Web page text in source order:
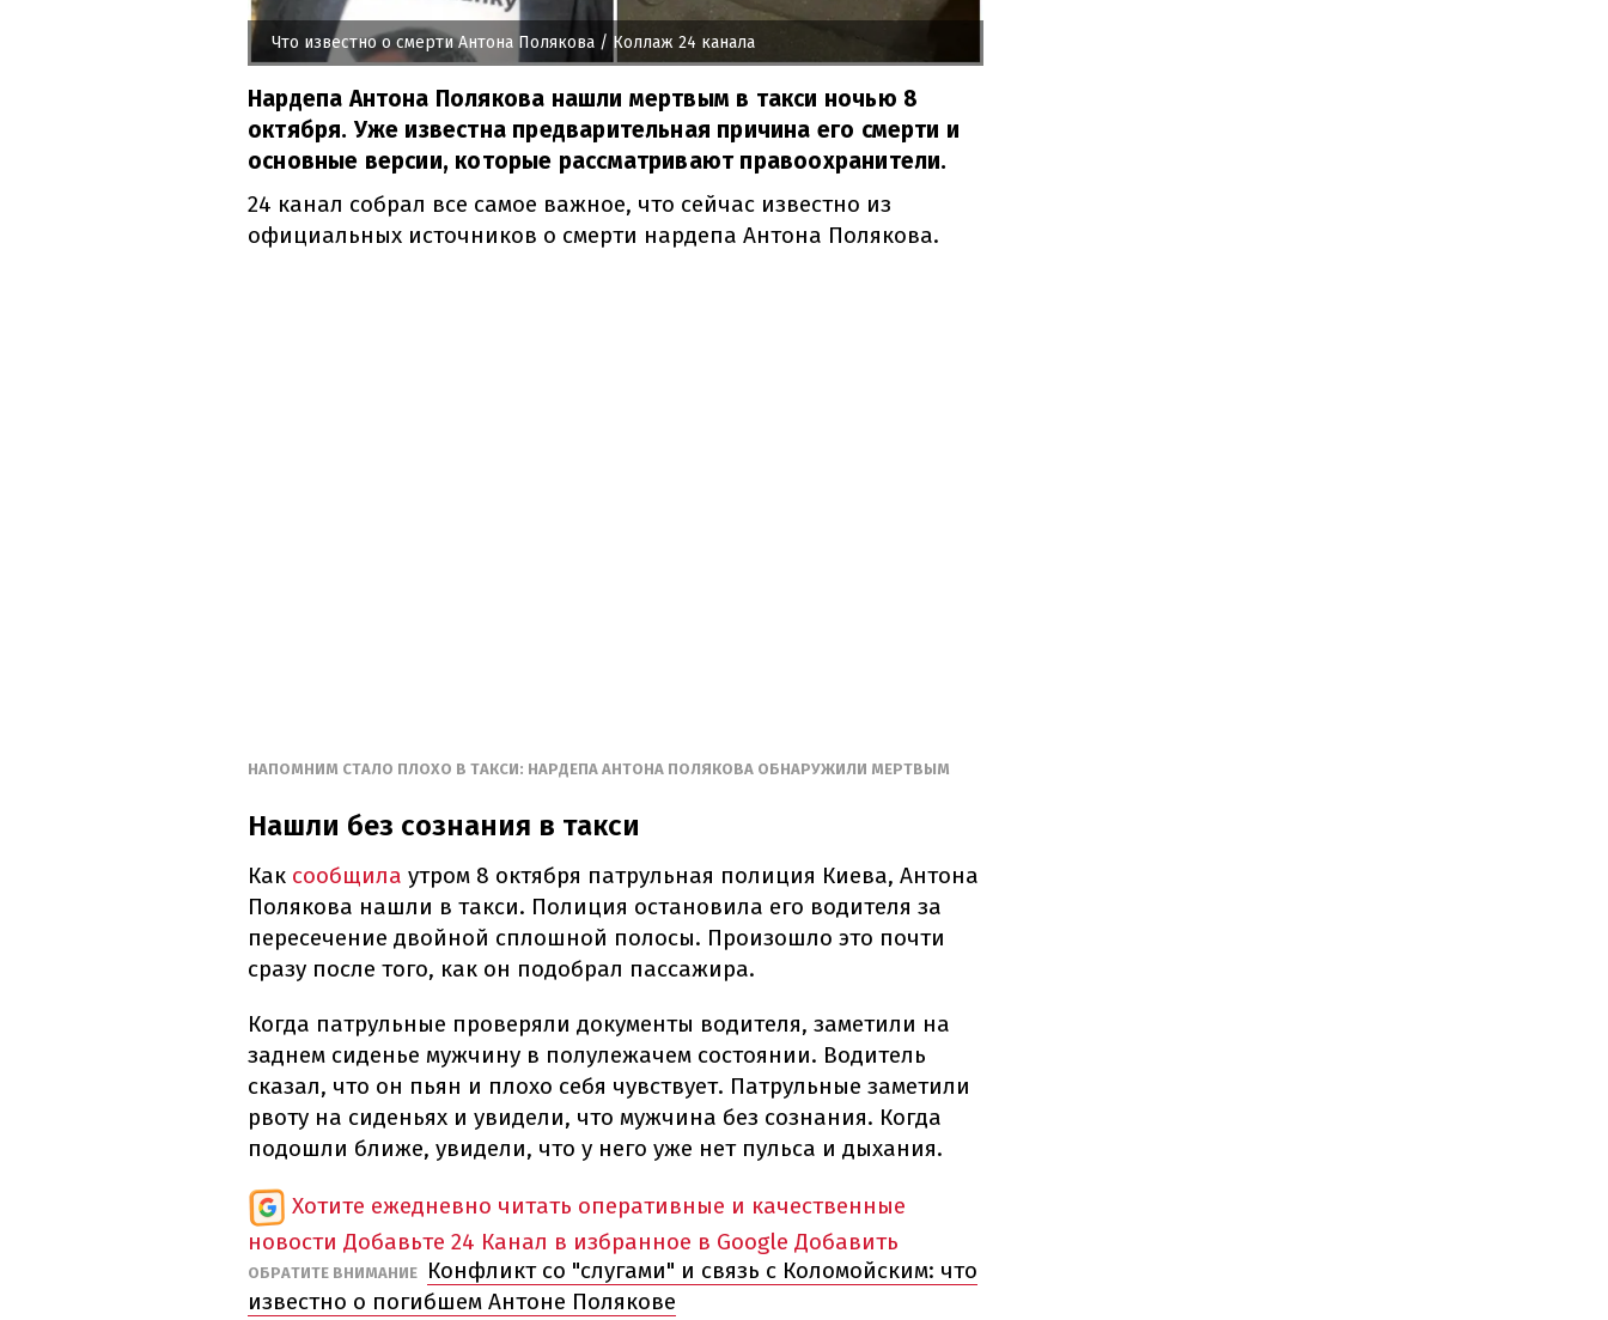
Что известно о смерти Антона Полякова / Коллаж 24 канала
Нардепа Антона Полякова нашли мертвым в такси ночью 8
октября. Уже известна предварительная причина его смерти и
основные версии, которые рассматривают правоохранители.
24 канал собрал все самое важное, что сейчас известно из
официальных источников о смерти нардепа Антона Полякова.
НАПОМНИМ СТАЛО ПЛОХО В ТАКСИ: НАРДЕПА АНТОНА ПОЛЯКОВА ОБНАРУЖИЛИ МЕРТВЫМ
Нашли без сознания в такси
Как сообщила утром 8 октября патрульная полиция Киева, Антона
Полякова нашли в такси. Полиция остановила его водителя за
пересечение двойной сплошной полосы. Произошло это почти
сразу после того, как он подобрал пассажира.
Когда патрульные проверяли документы водителя, заметили на
заднем сиденье мужчину в полулежачем состоянии. Водитель
сказал, что он пьян и плохо себя чувствует. Патрульные заметили
рвоту на сиденьях и увидели, что мужчина без сознания. Когда
подошли ближе, увидели, что у него уже нет пульса и дыхания.
Хотите ежедневно читать оперативные и качественные
новости Добавьте 24 Канал в избранное в Google Добавить
ОБРАТИТЕ ВНИМАНИЕ
Конфликт со "слугами" и связь с Коломойским: что
известно о погибшем Антоне Полякове